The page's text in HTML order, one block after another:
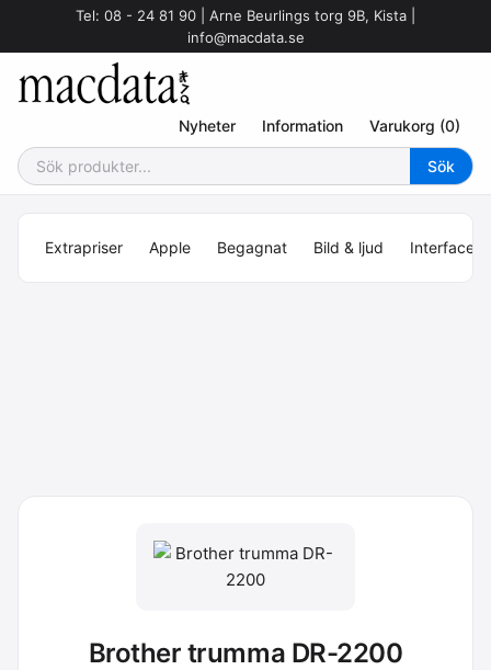
Tel: 08 - 24 81 90 | Arne Beurlings torg 9B, Kista |
info@macdata.se
Nyheter Information Varukorg (0)
Extrapriser Apple Begagnat Bild & ljud Interface
Brother trumma DR-2200